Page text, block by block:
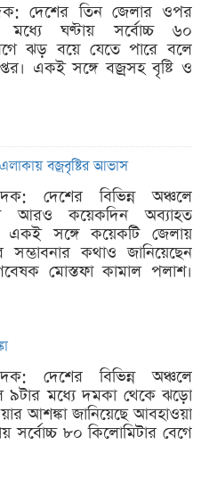
দেশের তিন জেলার ওপর
মধ্যে ঘণ্টায় সর্বোচ্চ ৬০
ঝড় বয়ে যেতে পারে বলে
একই সঙ্গে বজ্রসহ বৃষ্টি ও
বজ্রবৃষ্টির আভাস
দেশের বিভিন্ন অঞ্চলে
আরও কয়েকদিন অব্যাহত
একই সঙ্গে কয়েকটি জেলায়
সম্ভাবনার কথাও জানিয়েছেন
মোস্তফা কামাল পলাশ।
দেশের বিভিন্ন অঞ্চলে
৯টার মধ্যে দমকা থেকে ঝড়ো
আশঙ্কা জানিয়েছে আবহাওয়া
সর্বোচ্চ ৮০ কিলোমিটার বেগে